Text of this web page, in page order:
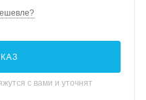
с вами и уточнят